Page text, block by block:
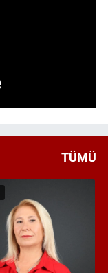
TÜMÜ